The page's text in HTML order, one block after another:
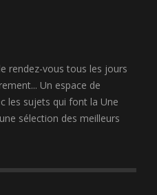
rendez-vous tous les jours
Un espace de
les sujets qui font la Une
sélection des meilleurs